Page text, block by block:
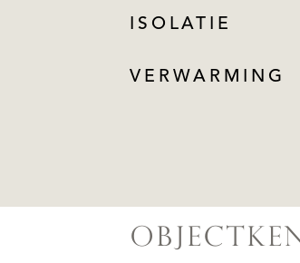
ISOLATIE
VERWARMING